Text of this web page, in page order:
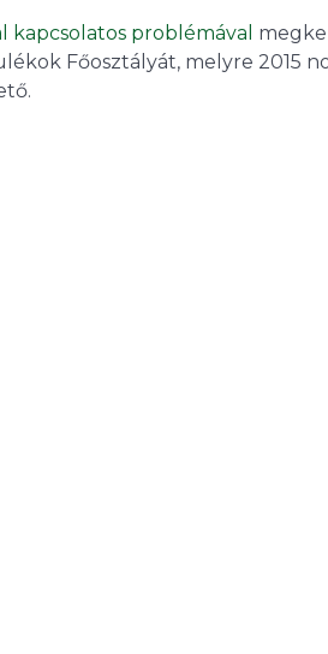
kapcsolatos problémával
Főosztályát, melyre 2015